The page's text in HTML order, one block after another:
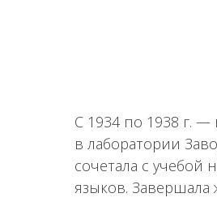
С 1934 по 1938 г.
в лаборатории
сочетала с учебой
языков. Завершала